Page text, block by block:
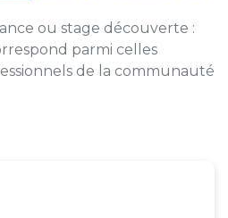
ou stage découverte :
parmi celles
de la communauté